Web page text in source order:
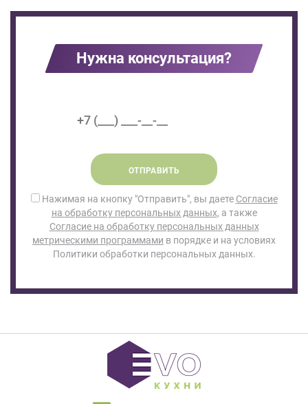
Нужна консультация?
ОТПРАВИТЬ
Нажимая на кнопку "Отправить", вы даете Согласие
на обработку персональных данных, а также
Согласие на обработку персональных данных
метрическими программами в порядке и на условиях
Политики обработки персональных данных.